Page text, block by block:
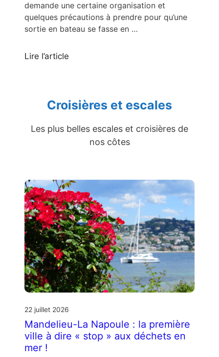
demande une certaine organisation et
quelques précautions à prendre pour qu’une
sortie en bateau se fasse en …
Lire l’article
Croisières et escales
Les plus belles escales et croisières de
nos côtes
22 juillet 2026
Mandelieu-La Napoule : la première
ville à dire « stop » aux déchets en
mer !